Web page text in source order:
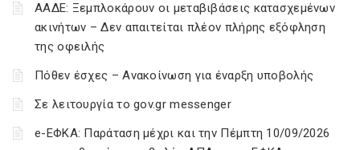
ΑΑΔΕ: Ξεμπλοκάρουν οι μεταβιβάσεις κατασχεμένων
ακινήτων – Δεν απαιτείται πλέον πλήρης εξόφληση
της οφειλής
Πόθεν έσχες – Ανακοίνωση για έναρξη υποβολής
Σε λειτουργία το gov.gr messenger
e-ΕΦΚΑ: Παράταση μέχρι και την Πέμπτη 10/09/2026